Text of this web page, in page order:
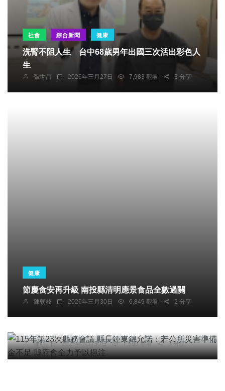
社會 綜合新聞 健康
洗腎不阻人生 台中68歲男年出國三次活出彩色人
生
張世昌 2026年三月27日 7,983 觀看 3 分享
健康
節慶食安再升級 南投縣清明應景食品全數過關
陳朝枝 2026年三月30日 6,849 觀看 2 分享
社會 宗教 農業 綜合新聞 健康
文教
115年第23次縣務會議 縣長鍾東錦允諾：若公所災
陳明 2026年六月30日 7,596 觀看 5 分享